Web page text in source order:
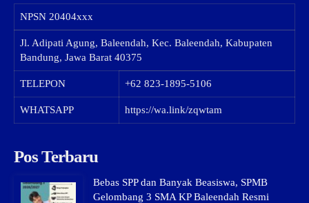
NPSN 20404xxx
Jl. Adipati Agung, Baleendah, Kec. Baleendah, Kabupaten
Bandung, Jawa Barat 40375
TELEPON +62 823-1895-5106
WHATSAPP https://wa.link/zqwtam
Pos Terbaru
Bebas SPP dan Banyak Beasiswa, SPMB
Gelombang 3 SMA KP Baleendah Resmi